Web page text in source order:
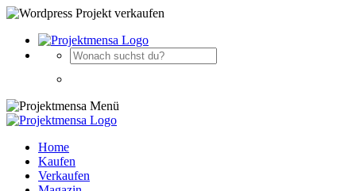
Home
Kaufen
Verkaufen